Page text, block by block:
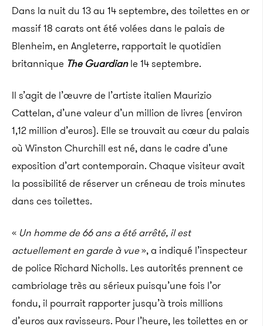
Dans la nuit du 13 au 14 septembre, des toilettes en or
massif 18 carats ont été volées dans le palais de
Blenheim, en Angleterre, rapportait le quotidien
britannique The Guardianle 14 septembre.
Il s’agit de l’œuvre de l’artiste italien Maurizio
Cattelan, d’une valeur d’un million de livres (environ
1,12 million d’euros). Elle se trouvait au cœur du palais
où Winston Churchill est né, dans le cadre d’une
exposition d’art contemporain. Chaque visiteur avait
la possibilité de réserver un créneau de trois minutes
dans ces toilettes.
« Un homme de 66 ans a été arrêté, il est
actuellement en garde à vue», a indiqué l’inspecteur
de police Richard Nicholls. Les autorités prennent ce
cambriolage très au sérieux puisqu’une fois l’or
fondu, il pourrait rapporter jusqu’à trois millions
d’euros aux ravisseurs. Pour l’heure, les toilettes en or